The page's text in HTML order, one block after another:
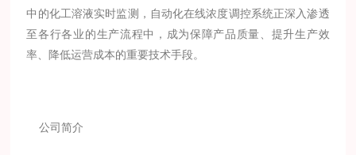
中的化工溶液实时监测，自动化在线浓度调控系统正深入渗透
至各行各业的生产流程中，成为保障产品质量、提升生产效
率、降低运营成本的重要技术手段。
公司简介